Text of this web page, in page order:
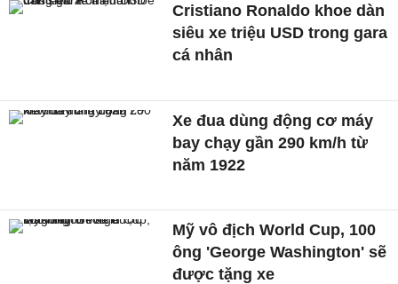
Cristiano Ronaldo khoe dàn
siêu xe triệu USD trong gara
cá nhân
Xe đua dùng động cơ máy
bay chạy gần 290 km/h từ
năm 1922
Mỹ vô địch World Cup, 100
ông 'George Washington' sẽ
được tặng xe